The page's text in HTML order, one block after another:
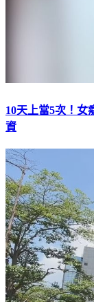
10天上當5次！
資